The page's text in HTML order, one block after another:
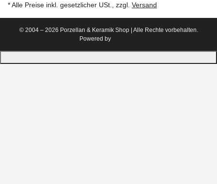
* Alle Preise inkl. gesetzlicher USt., zzgl. Versand
© 2004 – 2026 Porzellan & Keramik Shop | Alle Rechte vorbehalten.
Powered by